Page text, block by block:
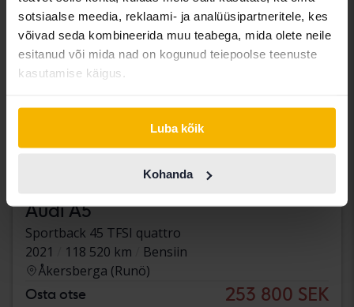
sotsiaalse meedia, reklaami- ja analüüsipartneritele, kes
võivad seda kombineerida muu teabega, mida olete neile
esitanud või mida nad on kogunud teiepoolse teenuste
kasutamise käigus.
Luba kõik
Kohanda
Audi A5
Sportback 45 TFSI quattro
2021
118 520 km
Bensiin
Åkersberga (Runö)
Osta otse 253 800 SEK